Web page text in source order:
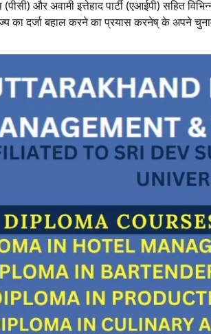
(पीसी) और अवामी इत्तेहाद पार्टी (एआईपी) सहित
दर्जा बहाल करने का प्रयास करनेष् के अपने